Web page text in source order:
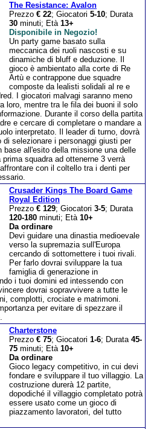
The Resistance: Avalon
Prezzo € 22; Giocatori 5-10; Durata
30 minuti; Età 13+
Disponibile in Negozio!
Un party game basato sulla
meccanica dei ruoli nascosti e su
dinamiche di bluff e deduzione. Il
gioco è ambientato alla corte di Re
Artù e contrappone due squadre
composte da lealisti solidali al re e
I giocatori malvagi saranno meno
loro, mentre tra le fila dei buoni il solo
Durante il corso della partita
e cercare di completare o mandare a
interpretato. Il leader di turno, dovrà
selezionare i personaggi giusti per
all'esito della missione una delle
squadra ad ottenerne 3 verrà
con il coltello tra i denti per
Crusader Kings The Board Game
Royal Edition
Prezzo € 129; Giocatori 3-5; Durata
120-180 minuti; Età 10+
Da ordinare
Devi guidare una dinastia medioevale
verso la supremazia sull'Europa
cercando di sottomettere i tuoi rivali.
Per farlo dovrai sviluppare la tua
famiglia di generazione in
i tuoi domini ed intessendo con
dovrai sopravvivere a tutte le
complotti, crociate e matrimoni.
per evitare di spezzare il
Charterstone
Prezzo € 75; Giocatori 1-6; Durata 45-
75 minuti; Età 10+
Da ordinare
Gioco legacy competitivo, in cui devi
fondare e sviluppare il tuo villaggio. La
costruzione durerà 12 partite,
dopodiché il villaggio completato potrà
essere usato come un gioco di
piazzamento lavoratori, del tutto